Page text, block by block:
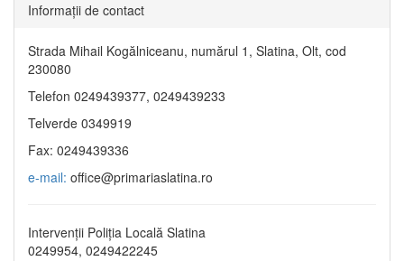
Informaţii de contact
Strada Mihail Kogălniceanu, numărul 1, Slatina, Olt, cod
230080
Telefon 0249439377, 0249439233
Telverde 0349919
Fax: 0249439336
e-mail: office@primariaslatina.ro
Intervenții Poliția Locală Slatina
0249954, 0249422245